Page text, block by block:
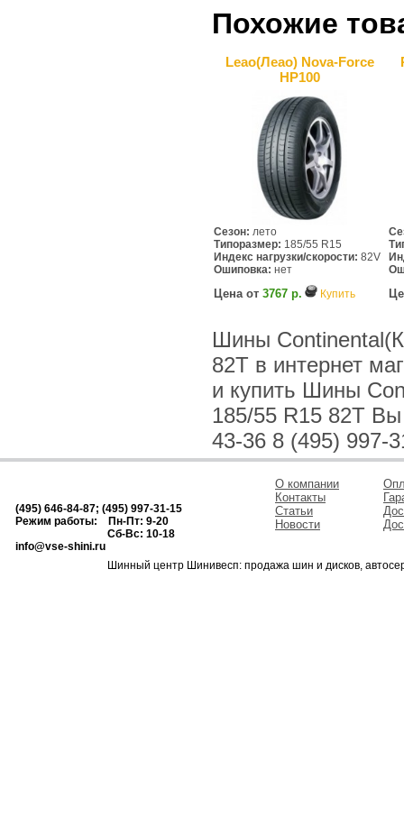
Похожие
Leao(Леао) Nova-Force
HP100
Сезон: лето
Типоразмер: 185/55 R15
Индекс нагрузки/скорости: 82V
Ошиповка: нет
Цена от 3767 р. Купить
Шины
82T в интернет
и купить Шины
185/55 R15 82T
43-36 8 (495) 997-
(495) 646-84-87; (495) 997-31-15
Режим работы: Пн-Пт: 9-20
Сб-Вс: 10-18
info@vse-shini.ru
О компании
Контакты
Статьи
Новости
Шинный центр Шинивесп: продажа шин и дисков,